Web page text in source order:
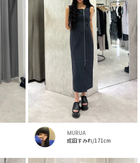
MURUA
成田すみれ/171cm